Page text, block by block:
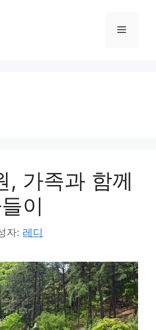
메
, 가족과 함께
이
자: 레디